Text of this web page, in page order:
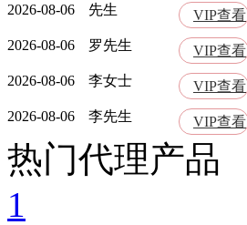
2026-08-06 先生 VIP查看
2026-08-06 罗先生 VIP查看
2026-08-06 李女士 VIP查看
2026-08-06 李先生 VIP查看
热门代理产品
1